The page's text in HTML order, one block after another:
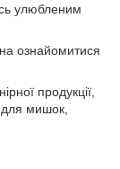
улюбленим
ознайомитися
продукції,
для мишок,